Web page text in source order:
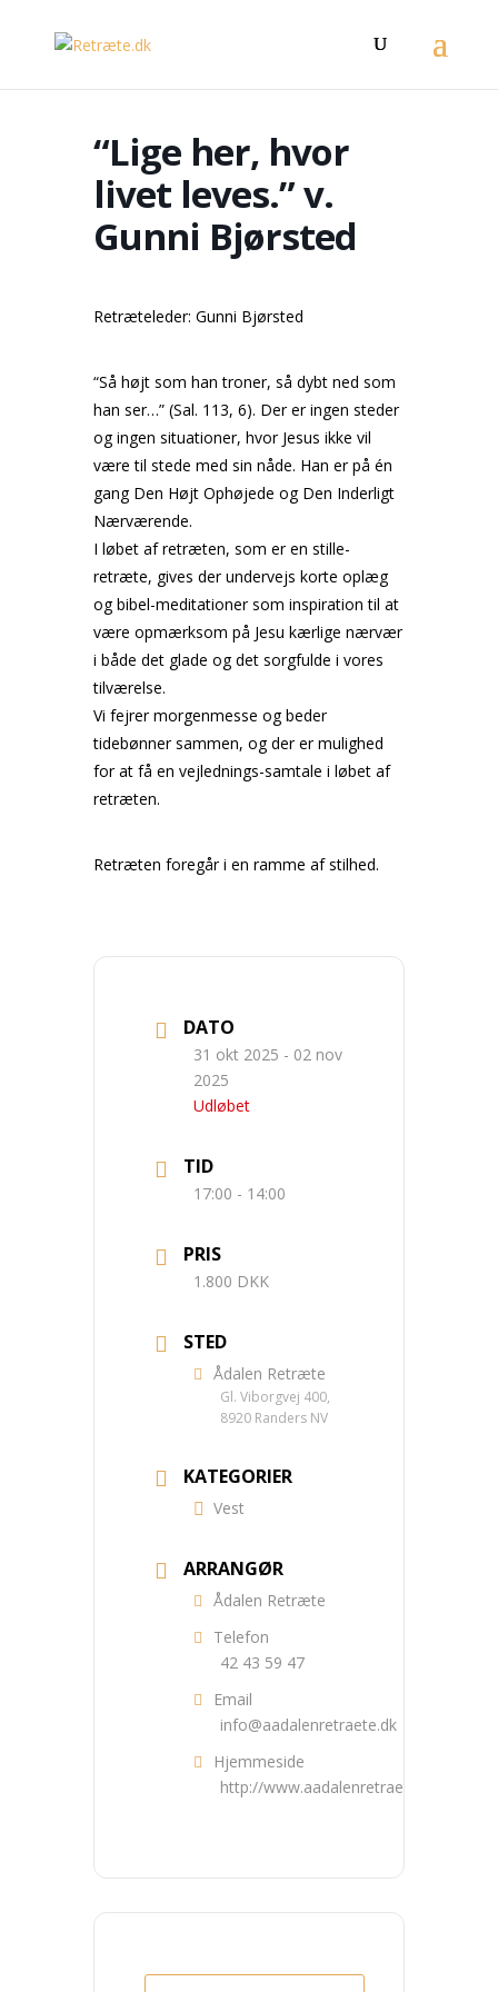
“Lige her, hvor
livet leves.” v.
Gunni Bjørsted
Retræteleder: Gunni Bjørsted
“Så højt som han troner, så dybt ned som
han ser…” (Sal. 113, 6). Der er ingen steder
og ingen situationer, hvor Jesus ikke vil
være til stede med sin nåde. Han er på én
gang Den Højt Ophøjede og Den Inderligt
Nærværende.
I løbet af retræten, som er en stille-
retræte, gives der undervejs korte oplæg
og bibel-meditationer som inspiration til at
være opmærksom på Jesu kærlige nærvær
i både det glade og det sorgfulde i vores
tilværelse.
Vi fejrer morgenmesse og beder
tidebønner sammen, og der er mulighed
for at få en vejlednings-samtale i løbet af
retræten.
Retræten foregår i en ramme af stilhed.
DATO
31 okt 2025 - 02 nov
2025
Udløbet
TID
17:00 - 14:00
PRIS
1.800 DKK
STED
Ådalen Retræte
Gl. Viborgvej 400,
8920 Randers NV
KATEGORIER
Vest
ARRANGØR
Ådalen Retræte
Telefon
42 43 59 47
Email
info@aadalenretraete.dk
Hjemmeside
http://www.aadalenretraete.dk